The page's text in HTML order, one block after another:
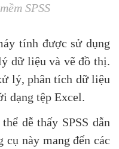
SPSS
tính được sử dụng
dữ liệu và vẽ đồ thị.
lý, phân tích dữ liệu
dạng tệp Excel.
dễ thấy SPSS dẫn
này mang đến các